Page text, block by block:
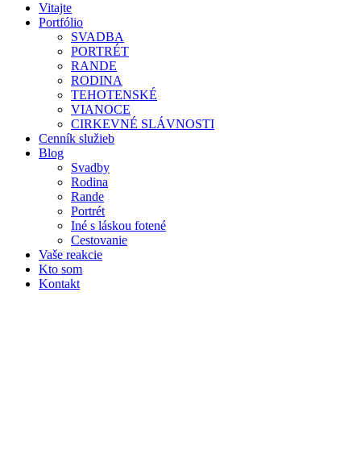
Vitajte
Portfólio
SVADBA
PORTRÉT
RANDE
RODINA
TEHOTENSKÉ
VIANOCE
CIRKEVNÉ SLÁVNOSTI
Cenník služieb
Blog
Svadby
Rodina
Rande
Portrét
Iné s láskou fotené
Cestovanie
Vaše reakcie
Kto som
Kontakt